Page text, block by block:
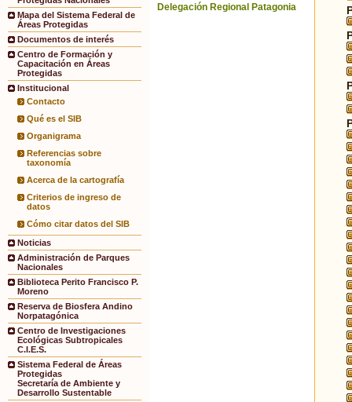
Mapa del Sistema Federal de
Áreas Protegidas
Documentos de interés
Centro de Formación y
Capacitación en Áreas
Protegidas
Institucional
Contacto
Qué es el SIB
Organigrama
Referencias sobre
taxonomía
Acerca de la cartografía
Criterios de ingreso de
datos
Cómo citar datos del SIB
Noticias
Administración de Parques
Nacionales
Biblioteca Perito Francisco P.
Moreno
Reserva de Biosfera Andino
Norpatagónica
Centro de Investigaciones
Ecológicas Subtropicales
C.I.E.S.
Sistema Federal de Áreas
Protegidas
Secretaría de Ambiente y
Desarrollo Sustentable
Delegación Regional Patagonia